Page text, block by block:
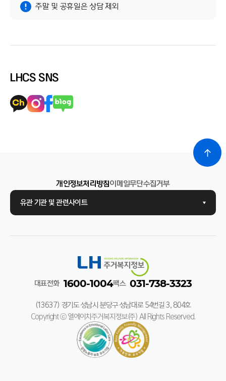
주말 및 공휴일은 상담 제외
LHCS SNS
개인정보처리방침이메일무단수집거부
유관 기관 및 관련사이트
대표전화 1600-1004팩스 031-738-3323
(13637) 경기도 성남시 분당구 성남대로 54번길 3, 804호
Copyright ⓒ 엘에이치주거복지정보(주) All Rights Reserved.